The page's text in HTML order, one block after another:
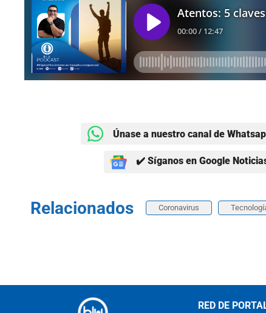
Únase a nuestro canal de
✔️ Síganos en Google
Relacionados Coronavirus
RED DE